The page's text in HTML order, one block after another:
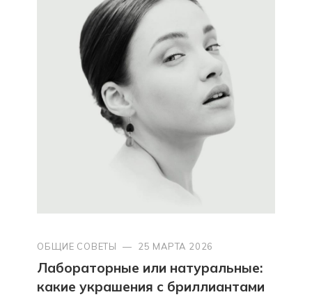
ОБЩИЕ СОВЕТЫ — 25 МАРТА 2026
Лабораторные или натуральные:
какие украшения с бриллиантами